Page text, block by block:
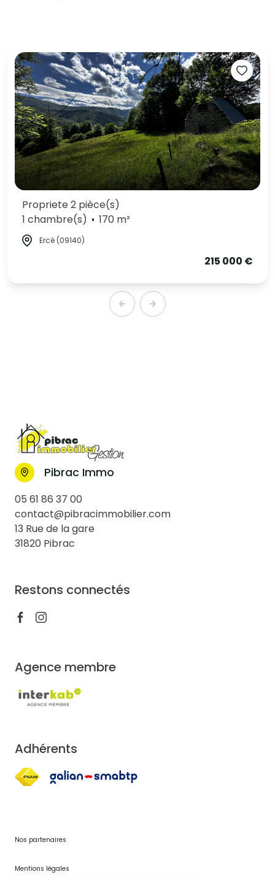
Propriete 2 pièce(s)
1 chambre(s)
170 m²
Ercé (09140)
215 000 €
Pibrac Immo
05 61 86 37 00
contact@pibracimmobilier.com
13 Rue de la gare
31820 Pibrac
Restons connectés
Agence membre
Adhérents
Nos partenaires
Mentions légales